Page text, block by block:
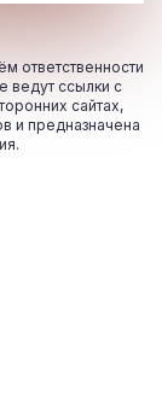
ответственности
ведут ссылки с
сайтах,
и предназначена